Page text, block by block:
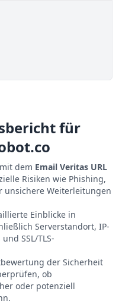
für
dem Email Veritas URL
Risiken wie Phishing,
unsichere Weiterleitungen
Einblicke in
Serverstandort, IP-
SSL/TLS-
der Sicherheit
ob
oder potenziell